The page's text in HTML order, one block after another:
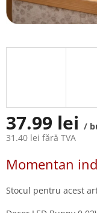
37.99 lei /
31.40 lei fără TVA
preţ:
Momentan
Stocul pentru acest